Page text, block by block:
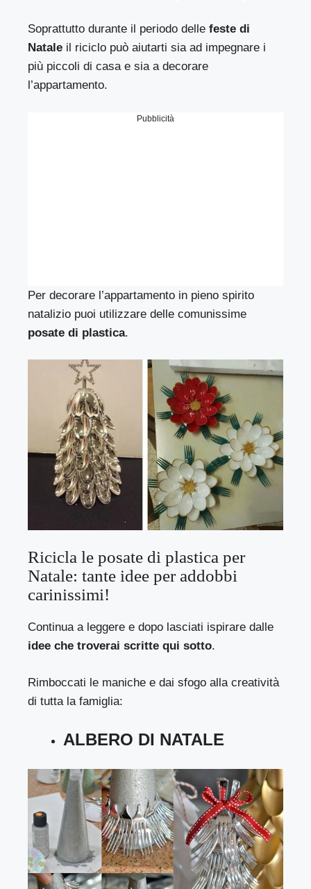
Soprattutto durante il periodo dellefeste di
Natale il riciclo può aiutarti sia ad impegnare i
più piccoli di casa e sia a decorare
l’appartamento.
Pubblicità
Per decorare l’appartamento in pieno spirito
natalizio puoi utilizzare delle comunissime
posate di plastica.
Ricicla le posate di plastica per
Natale: tante idee per addobbi
carinissimi!
Continua a leggere e dopo lasciati ispirare dalle
idee che troverai scritte qui sotto.
Rimboccati le maniche e dai sfogo alla creatività
di tutta la famiglia:
ALBERO DI NATALE